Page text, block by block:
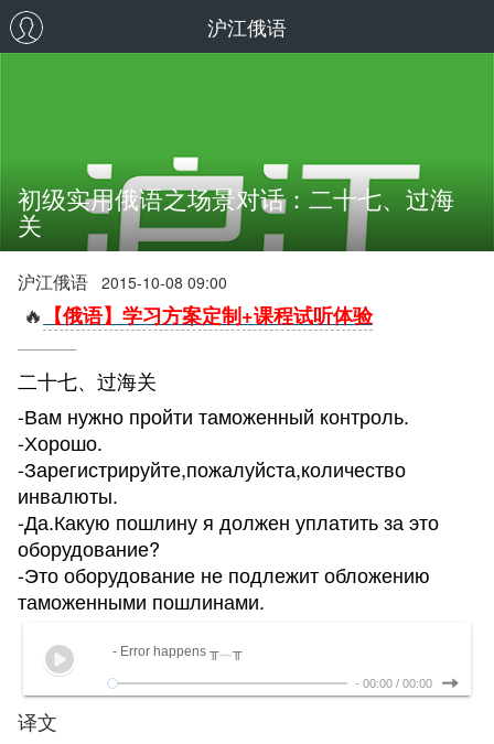
沪江俄语
初级实用俄语之场景对话：二十七、过海
关
沪江俄语 2015-10-08 09:00
🔥 【俄语】学习方案定制+课程试听体验
二十七、过海关
-Вам нужно пройти таможенный контроль.
-Хорошо.
-Зарегистрируйте,пожалуйста,количество
инвалюты.
-Да.Какую пошлину я должен уплатить за это
оборудование?
-Это оборудование не подлежит обложению
таможенными пошлинами.
- Error happens ╥﹏╥
- 00:00 / 00:00
译文